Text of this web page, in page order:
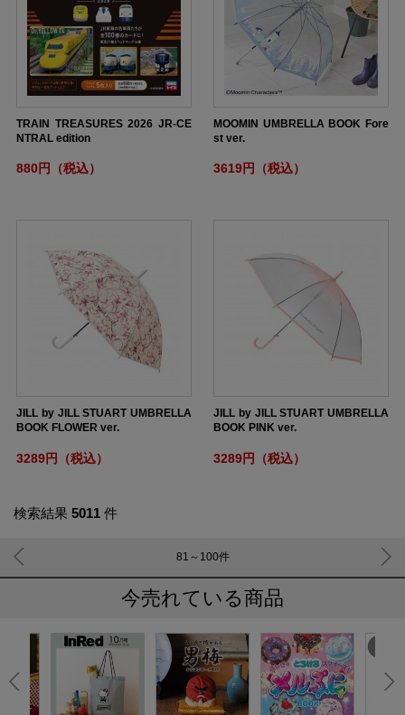
TRAIN TREASURES 2026 JR-CE
NTRAL edition
880円（税込）
MOOMIN UMBRELLA BOOK Fore
st ver.
3619円（税込）
JILL by JILL STUART UMBRELLA
BOOK FLOWER ver.
3289円（税込）
JILL by JILL STUART UMBRELLA
BOOK PINK ver.
3289円（税込）
検索結果 5011 件
81～100件
今売れている商品